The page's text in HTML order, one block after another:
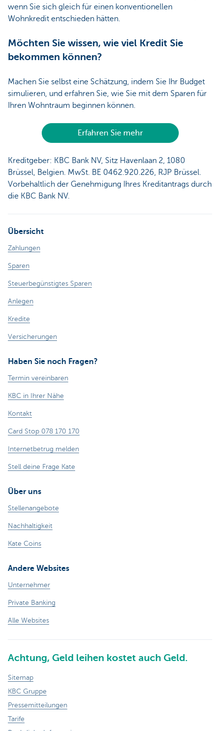
wenn Sie sich gleich für einen konventionellen
Wohnkredit entschieden hätten.
Möchten Sie wissen, wie viel Kredit Sie
bekommen können?
Machen Sie selbst eine Schätzung, indem Sie Ihr Budget
simulieren, und erfahren Sie, wie Sie mit dem Sparen für
Ihren Wohntraum beginnen können.
Erfahren Sie mehr
Kreditgeber: KBC Bank NV, Sitz Havenlaan 2, 1080
Brüssel, Belgien. MwSt. BE 0462.920.226, RJP Brüssel.
Vorbehaltlich der Genehmigung Ihres Kreditantrags durch
die KBC Bank NV.
Übersicht
Zahlungen
Sparen
Steuerbegünstigtes Sparen
Anlegen
Kredite
Versicherungen
Haben Sie noch Fragen?
Termin vereinbaren
KBC in Ihrer Nähe
Kontakt
Card Stop 078 170 170
Internetbetrug melden
Stell deine Frage Kate
Über uns
Stellenangebote
Nachhaltigkeit
Kate Coins
Andere Websites
Unternehmer
Private Banking
Alle Websites
Achtung, Geld leihen kostet auch Geld.
Sitemap
KBC Gruppe
Pressemitteilungen
Tarife